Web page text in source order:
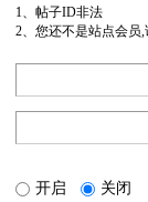
1、帖子ID非法
2、您还不是站点会员
开启 关闭